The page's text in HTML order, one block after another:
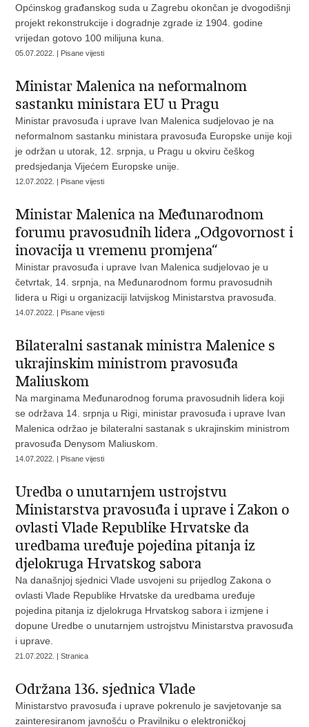
Općinskog građanskog suda u Zagrebu okončan je dvogodišnji
projekt rekonstrukcije i dogradnje zgrade iz 1904. godine
vrijedan gotovo 100 milijuna kuna.
05.07.2022. | Pisane vijesti
Ministar Malenica na neformalnom
sastanku ministara EU u Pragu
Ministar pravosuđa i uprave Ivan Malenica sudjelovao je na
neformalnom sastanku ministara pravosuđa Europske unije koji
je održan u utorak, 12. srpnja, u Pragu u okviru češkog
predsjedanja Vijećem Europske unije.
12.07.2022. | Pisane vijesti
Ministar Malenica na Međunarodnom
forumu pravosudnih lidera „Odgovornost i
inovacija u vremenu promjena“
Ministar pravosuđa i uprave Ivan Malenica sudjelovao je u
četvrtak, 14. srpnja, na Međunarodnom formu pravosudnih
lidera u Rigi u organizaciji latvijskog Ministarstva pravosuđa.
14.07.2022. | Pisane vijesti
Bilateralni sastanak ministra Malenice s
ukrajinskim ministrom pravosuđa
Maliuskom
Na marginama Međunarodnog foruma pravosudnih lidera koji
se održava 14. srpnja u Rigi, ministar pravosuđa i uprave Ivan
Malenica održao je bilateralni sastanak s ukrajinskim ministrom
pravosuđa Denysom Maliuskom.
14.07.2022. | Pisane vijesti
Uredba o unutarnjem ustrojstvu
Ministarstva pravosuđa i uprave i Zakon o
ovlasti Vlade Republike Hrvatske da
uredbama uređuje pojedina pitanja iz
djelokruga Hrvatskog sabora
Na današnjoj sjednici Vlade usvojeni su prijedlog Zakona o
ovlasti Vlade Republike Hrvatske da uredbama uređuje
pojedina pitanja iz djelokruga Hrvatskog sabora i izmjene i
dopune Uredbe o unutarnjem ustrojstvu Ministarstva pravosuđa
i uprave.
21.07.2022. | Stranica
Održana 136. sjednica Vlade
Ministarstvo pravosuđa i uprave pokrenulo je savjetovanje sa
zainteresiranom javnošću o Pravilniku o elektroničkoj